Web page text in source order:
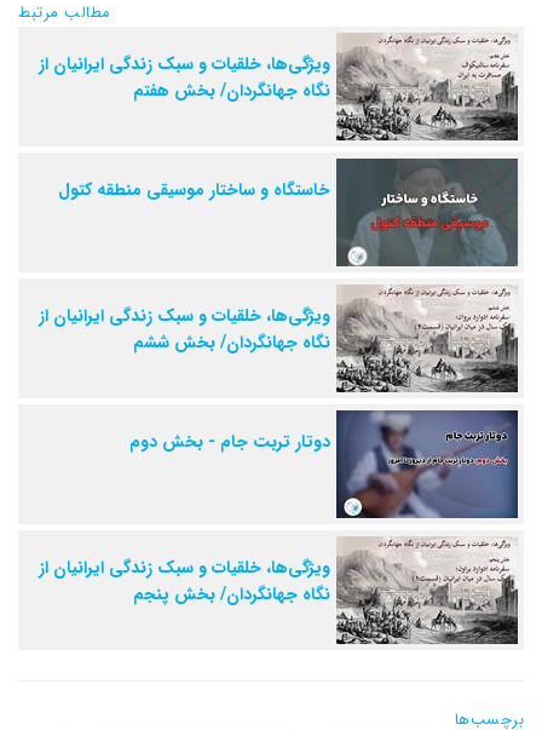
مطالب مرتبط
ویژگی‌ها، خلقیات و سبک زندگی ایرانیان از
نگاه جهانگردان/ بخش هفتم
خاستگاه و ساختار موسیقی منطقه کتول
ویژگی‌ها، خلقیات و سبک زندگی ایرانیان از
نگاه جهانگردان/ بخش ششم
دوتار تربت جام - بخش دوم
ویژگی‌ها، خلقیات و سبک زندگی ایرانیان از
نگاه جهانگردان/ بخش پنجم
برچسب‌ها